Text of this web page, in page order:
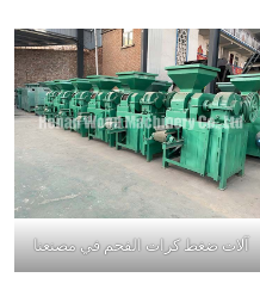
آلات ضغط كرات الفحم في مصنعنا